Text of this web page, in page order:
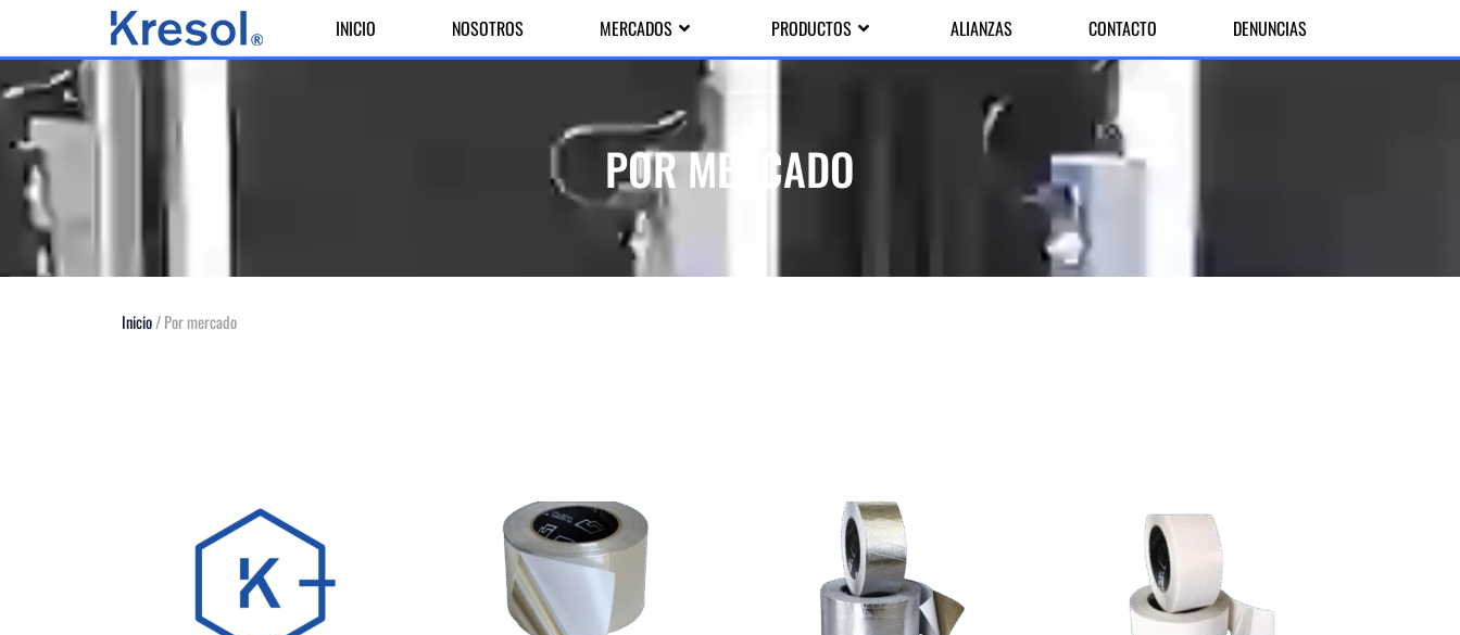
INICIO NOSOTROS MERCADOS PRODUCTOS ALIANZAS CONTACTO DENUNCIAS
POR MERCADO
Inicio/ Por mercado